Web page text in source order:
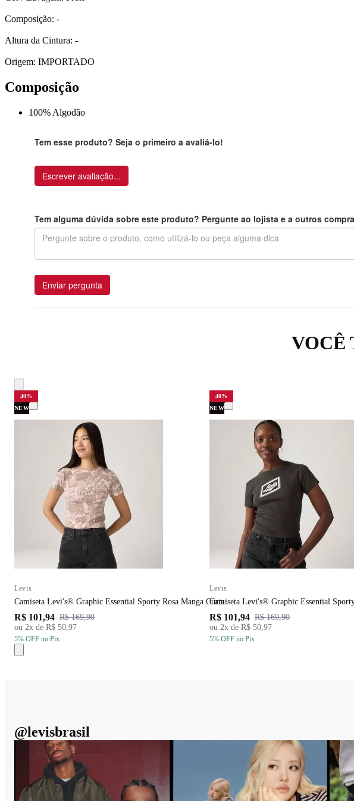
Composição: -
Altura da Cintura: -
Origem: IMPORTADO
Composição
100% Algodão
Tem esse produto? Seja o primeiro a avaliá-lo!
Escrever avaliação...
Tem alguma dúvida sobre este produto? Pergunte ao lojista e a outros
Enviar pergunta
VOCÊ
40%
NEW
Levis
Camiseta Levi's® Graphic Essential Sporty Rosa Manga Curta
R$ 101,94 R$ 169,90
ou 2x de R$ 50,97
5% OFF no Pix
40%
NEW
Levis
Camiseta Levi's® Graphic Essential
R$ 101,94 R$ 169,90
ou 2x de R$ 50,97
5% OFF no Pix
@levisbrasil